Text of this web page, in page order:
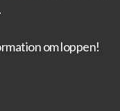
om loppen!